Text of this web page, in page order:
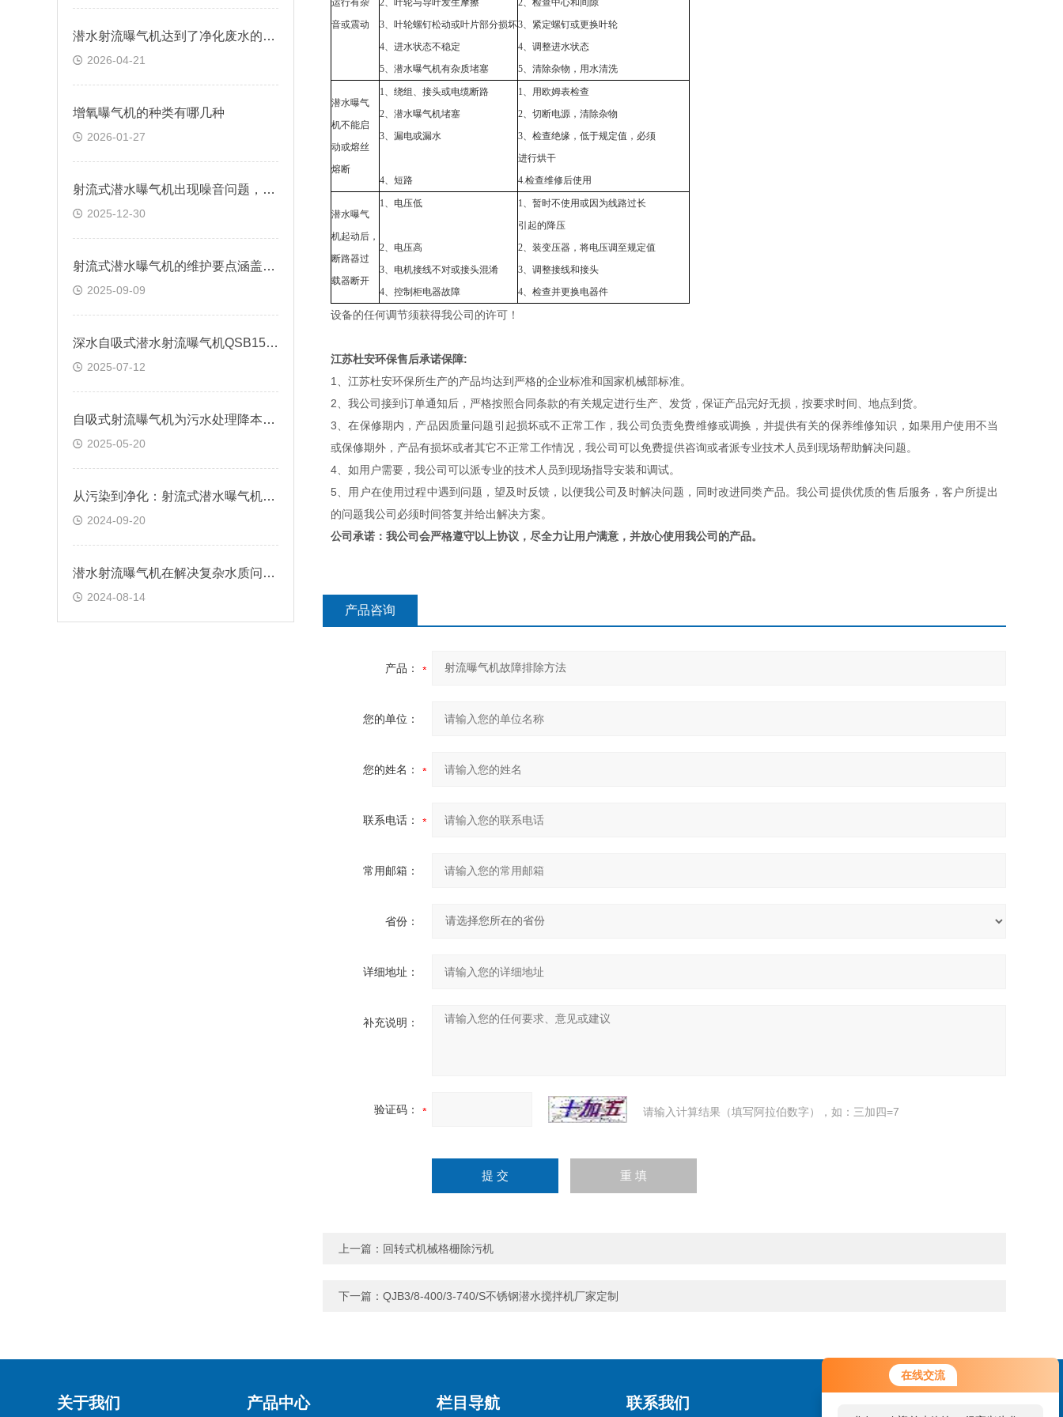
在线交流
潜水射流曝气机达到了净化废水的目的
2026-04-21
增氧曝气机的种类有哪几种
2026-01-27
射流式潜水曝气机出现噪音问题，是什么原因导致的？
2025-12-30
射流式潜水曝气机的维护要点涵盖多个方面
2025-09-09
深水自吸式潜水射流曝气机QSB15-100
2025-07-12
自吸式射流曝气机为污水处理降本增效
2025-05-20
从污染到净化：射流式潜水曝气机在环保中的关键作用
2024-09-20
潜水射流曝气机在解决复杂水质问题中的应用
2024-08-14
运行有杂
音或震动
2、叶轮与导叶发生摩擦
3、叶轮螺钉松动或叶片部分损坏
4、进水状态不稳定
5、潜水曝气机有杂质堵塞
2、检查中心和间隙
3、紧定螺钉或更换叶轮
4、调整进水状态
5、清除杂物，用水清洗
潜水曝气
机不能启
动或熔丝
熔断
1、绕组、接头或电缆断路
2、潜水曝气机堵塞
3、漏电或漏水
4、短路
1、用欧姆表检查
2、切断电源，清除杂物
3、检查绝缘，低于规定值，必须
进行烘干
4.检查维修后使用
潜水曝气
机起动后，
断路器过
载器断开
1、电压低
2、电压高
3、电机接线不对或接头混淆
4、控制柜电器故障
1、暂时不使用或因为线路过长
引起的降压
2、装变压器，将电压调至规定值
3、调整接线和接头
4、检查并更换电器件
设备的任何调节须获得我公司的许可！
江苏杜安环保售后承诺保障:
1、江苏杜安环保所生产的产品均达到严格的企业标准和国家机械部标准。
2、我公司接到订单通知后，严格按照合同条款的有关规定进行生产、发货，保证产品完好无损，按要求时间、地点到货。
3、在保修期内，产品因质量问题引起损坏或不正常工作，我公司负责免费维修或调换，并提供有关的保养维修知识，如果用户使用不当
或保修期外，产品有损坏或者其它不正常工作情况，我公司可以免费提供咨询或者派专业技术人员到现场帮助解决问题。
4、如用户需要，我公司可以派专业的技术人员到现场指导安装和调试。
5、用户在使用过程中遇到问题，望及时反馈，以便我公司及时解决问题，同时改进同类产品。我公司提供优质的售后服务，客户所提出
的问题我公司必须时间答复并给出解决方案。
公司承诺：我公司会严格遵守以上协议， 尽全力让用户满意，并放心使用我公司的产品。
产品咨询
产品：
您的单位：
您的姓名：
联系电话：
常用邮箱：
省份：
详细地址：
补充说明：
验证码： 请输入计算结果（填写阿拉伯数字），如：三加四=7
上一篇： 回转式机械格栅除污机
下一篇： QJB3/8-400/3-740/S不锈钢潜水搅拌机厂家定制
关于我们 产品中心 栏目导航 联系我们